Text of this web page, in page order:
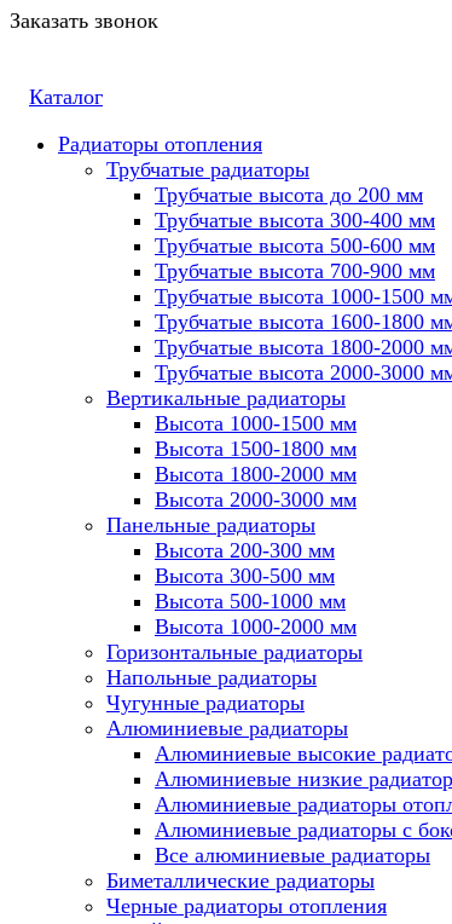
Заказать звонок
Каталог
Радиаторы отопления
Трубчатые радиаторы
Трубчатые высота до 200 мм
Трубчатые высота 300-400 мм
Трубчатые высота 500-600 мм
Трубчатые высота 700-900 мм
Трубчатые высота 1000-1500
Трубчатые высота 1600-1800
Трубчатые высота 1800-2000
Трубчатые высота 2000-3000
Вертикальные радиаторы
Высота 1000-1500 мм
Высота 1500-1800 мм
Высота 1800-2000 мм
Высота 2000-3000 мм
Панельные радиаторы
Высота 200-300 мм
Высота 300-500 мм
Высота 500-1000 мм
Высота 1000-2000 мм
Горизонтальные радиаторы
Напольные радиаторы
Чугунные радиаторы
Алюминиевые радиаторы
Алюминиевые высокие
Алюминиевые низкие
Алюминиевые радиаторы
Алюминиевые радиаторы с
Все алюминиевые радиаторы
Биметаллические радиаторы
Черные радиаторы отопления